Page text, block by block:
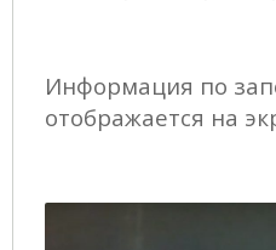
Информация по
отображается на